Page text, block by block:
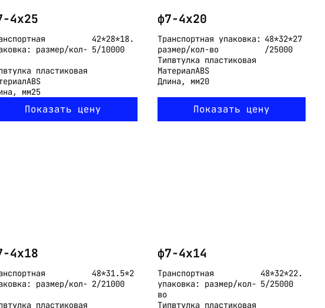
4x25
размер/кол-
42*28*18.
5/10000
втулка пластиковая
ABS
мм25
Показать цену
ф7-4x20
Транспортная упаковка:
размер/кол-во
48*32*27
/25000
Типвтулка пластиковая
МатериалABS
Длина, мм20
Показать цену
4x18
размер/кол-
48*31.5*2
2/21000
втулка пластиковая
ф7-4x14
Транспортная
упаковка: размер/кол-
во
48*32*22.
5/25000
Типвтулка пластиковая